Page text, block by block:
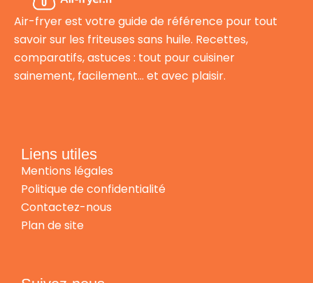
Air-fryer est votre guide de référence pour tout
savoir sur les friteuses sans huile. Recettes,
comparatifs, astuces : tout pour cuisiner
sainement, facilement… et avec plaisir.
Liens utiles
Mentions légales
Politique de confidentialité
Contactez-nous
Plan de site